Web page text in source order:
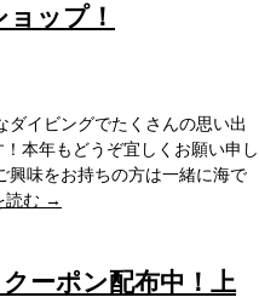
ップ！
イビングでたくさんの思い出
本年もどうぞ宜しくお願い申し
興味をお持ちの方は一緒に海で
読む →
ーポン配布中！上